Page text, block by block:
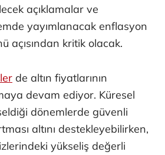
açıklamalar ve
yayımlanacak enflasyon
açısından kritik olacak.
de altın fiyatlarının
devam ediyor. Küresel
dönemlerde güvenli
altını destekleyebilirken,
yükseliş değerli